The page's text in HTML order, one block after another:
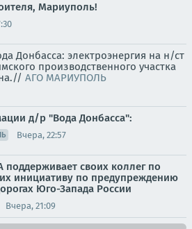
Мариуполь!
Донбасса: электроэнергия на н/ст
производственного участка
АГО МАРИУПОЛЬ
д/р "Вода Донбасса":
Вчера, 22:57
поддерживает своих коллег по
инициативу по предупреждению
Юго-Запада России
Вчера, 21:09